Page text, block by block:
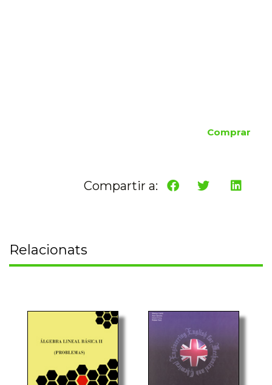
Comprar
Compartir a:
Relacionats